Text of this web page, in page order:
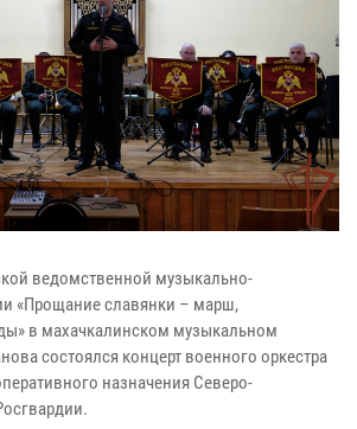
ведомственной музыкально-
«Прощание славянки – марш,
в махачкалинском музыкальном
состоялся концерт военного оркестра
назначения Северо-